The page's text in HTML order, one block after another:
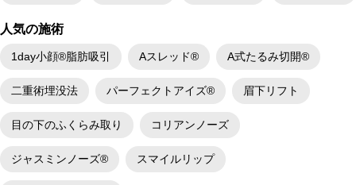
人気の施術
1day小顔®脂肪吸引 Aスレッド® A式たるみ切開®
二重術埋没法 パーフェクトアイズ® 眉下リフト
目の下のふくらみ取り コリアンノーズ
ジャスミンノーズ® スマイルリップ